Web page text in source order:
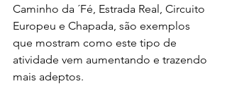
Caminho da ´Fé, Estrada Real, Circuito
Europeu e Chapada, são exemplos
que mostram como este tipo de
atividade vem aumentando e trazendo
mais adeptos.